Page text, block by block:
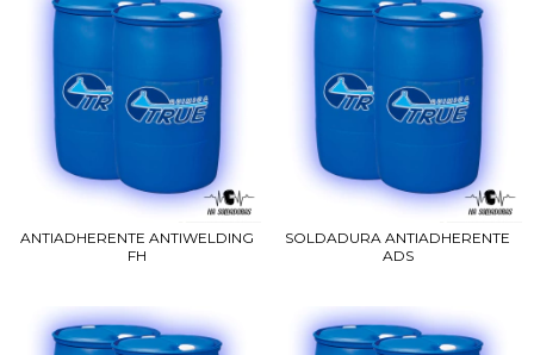
ANTIADHERENTE ANTIWELDING
FH
SOLDADURA ANTIADHERENTE
ADS